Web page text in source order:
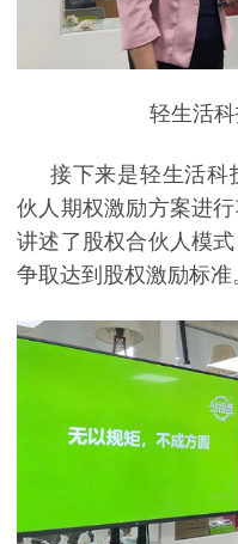
轻生活
接下来是轻生活科
伙人期权激励方案进
讲述了股权合伙人模
争取达到股权激励标准